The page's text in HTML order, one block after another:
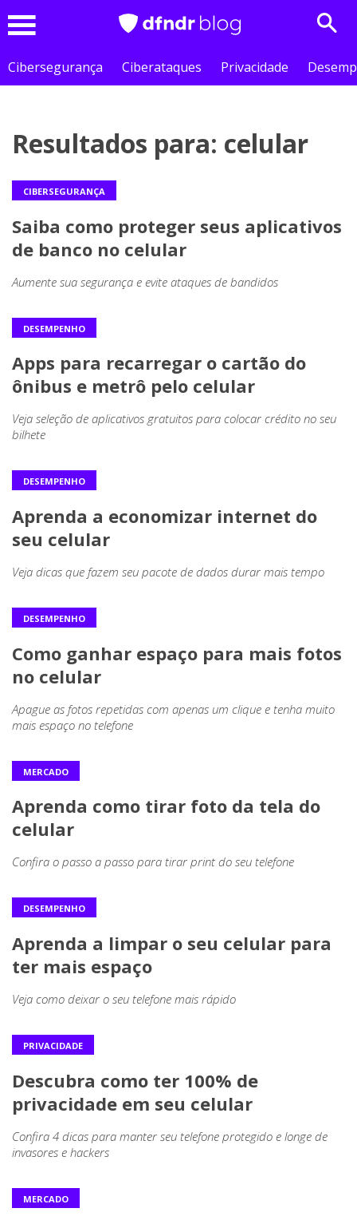
Cibersegurança
Ciberataques Privacidade
Resultados para: celular
CIBERSEGURANÇA
Saiba como proteger seus aplicativos
de banco no celular
Aumente sua segurança e evite ataques de bandidos
DESEMPENHO
Apps para recarregar o cartão do
ônibus e metrô pelo celular
Veja seleção de aplicativos gratuitos para colocar crédito no seu
bilhete
DESEMPENHO
Aprenda a economizar internet do
seu celular
Veja dicas que fazem seu pacote de dados durar mais tempo
DESEMPENHO
Como ganhar espaço para mais fotos
no celular
Apague as fotos repetidas com apenas um clique e tenha muito
mais espaço no telefone
MERCADO
Aprenda como tirar foto da tela do
celular
Confira o passo a passo para tirar print do seu telefone
DESEMPENHO
Aprenda a limpar o seu celular para
ter mais espaço
Veja como deixar o seu telefone mais rápido
PRIVACIDADE
Descubra como ter 100% de
privacidade em seu celular
Confira 4 dicas para manter seu telefone protegido e longe de
invasores e hackers
MERCADO